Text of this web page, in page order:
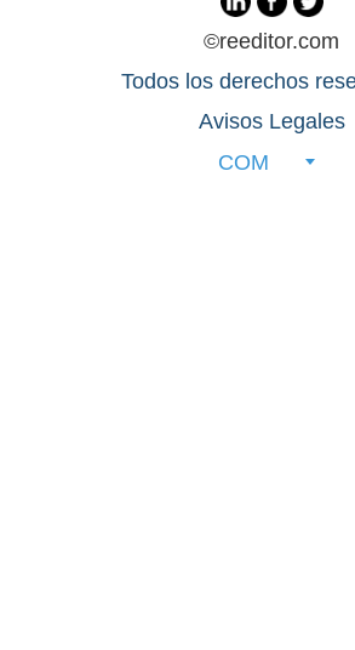
©reeditor.com
Todos los derechos
Avisos Legales